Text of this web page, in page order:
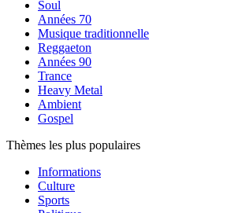
Soul
Années 70
Musique traditionnelle
Reggaeton
Années 90
Trance
Heavy Metal
Ambient
Gospel
Thèmes les plus populaires
Informations
Culture
Sports